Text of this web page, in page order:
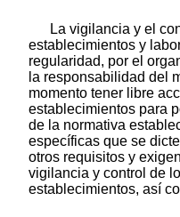
La vigilancia y el
establecimientos y
regularidad, por el
la responsabilidad del
momento tener libre
establecimientos para
de la normativa
específicas que se
otros requisitos y
vigilancia y control de
establecimientos, así